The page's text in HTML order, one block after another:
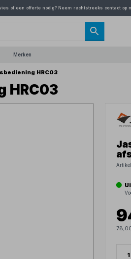
of een offerte nodig? Neem rechtstreeks contact op
Merken
HRC03
HRC03